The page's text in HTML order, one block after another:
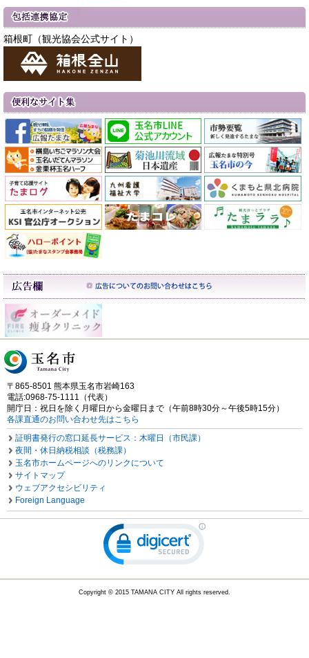
箱根町（観光協会公式サイト）
〒865-8501 熊本県玉名市岩崎163
電話:0968-75-1111（代表）
開庁日：祝日を除く月曜日から金曜日まで（午前8時30分～午後5時15分）
各課直通のお問い合わせ先はこちら
証明書発行の窓口延長サービス：木曜日（市民課）
夜間・休日納税相談（税務課）
玉名市ホームページへのリンクについて
サイトマップ
ウェブアクセシビリティ
Foreign Language
Copyright © 2015 TAMANA CITY All rights reserved.